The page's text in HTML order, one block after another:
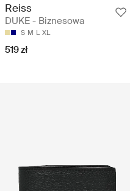
Reiss
DUKE - Biznesowa
S M L XL
519 zł